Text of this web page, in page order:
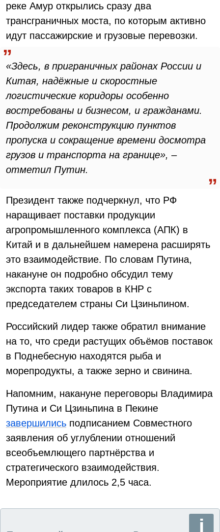
реке Амур открылись сразу два
трансграничных моста, по которым активно
идут пассажирские и грузовые перевозки.
«Здесь, в приграничных районах России и
Китая, надёжные и скоростные
логистические коридоры особенно
востребованы и бизнесом, и гражданами.
Продолжим реконструкцию пунктов
пропуска и сокращение времени досмотра
грузов и транспорта на границе», –
отметил Путин.
Президент также подчеркнул, что РФ
наращивает поставки продукции
агропромышленного комплекса (АПК) в
Китай и в дальнейшем намерена расширять
это взаимодействие. По словам Путина,
накануне он подробно обсудил тему
экспорта таких товаров в КНР с
председателем страны Си Цзиньпином.
Российский лидер также обратил внимание
на то, что среди растущих объёмов поставок
в Поднебесную находятся рыба и
морепродукты, а также зерно и свинина.
Напомним, накануне переговоры Владимира
Путина и Си Цзиньпина в Пекине
завершились подписанием Совместного
заявления об углублении отношений
всеобъемлющего партнёрства и
стратегического взаимодействия.
Мероприятие длилось 2,5 часа.